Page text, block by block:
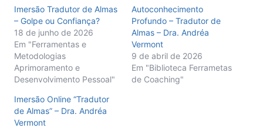
Imersão Tradutor de Almas
– Golpe ou Confiança?
18 de junho de 2026
Em "Ferramentas e
Metodologias
Aprimoramento e
Desenvolvimento Pessoal"
Autoconhecimento
Profundo – Tradutor de
Almas – Dra. Andréa
Vermont
9 de abril de 2026
Em "Biblioteca Ferrametas
de Coaching"
Imersão Online “Tradutor
de Almas” – Dra. Andréa
Vermont